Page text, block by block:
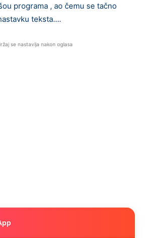
programa , ao čemu se tačno
teksta….
se nastavlja nakon oglasa